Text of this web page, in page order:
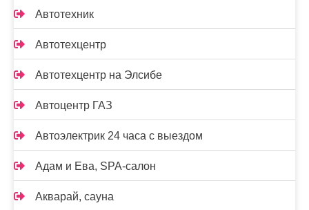
Автотехник
Автотехцентр
Автотехцентр на Элсибе
Автоцентр ГАЗ
Автоэлектрик 24 часа с выездом
Адам и Ева, SPA-салон
Акварай, сауна